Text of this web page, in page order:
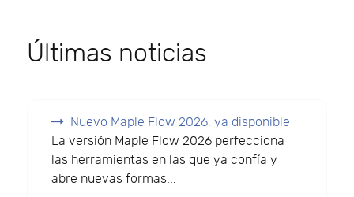
Últimas noticias
Nuevo Maple Flow 2026, ya disponible
La versión Maple Flow 2026 perfecciona
las herramientas en las que ya confía y
abre nuevas formas...